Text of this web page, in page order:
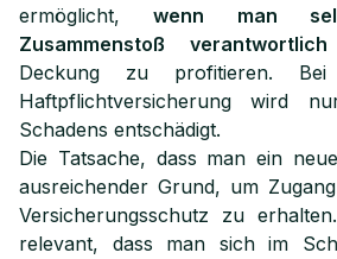
ermöglicht,wenn man
Zusammenstoß
Deckung zu profitieren.
Haftpflichtversicherung wird
Schadens entschädigt.
Die Tatsache, dass man ein
ausreichender Grund, um
Versicherungsschutz zu
relevant, dass man sich im